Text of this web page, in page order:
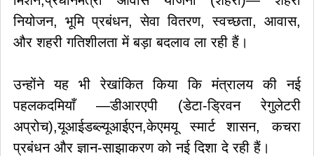
नियोजन, भूमि प्रबंधन, सेवा वितरण, स्वच्छता, आवास,
और शहरी गतिशीलता में बड़ा बदलाव ला रही हैं।
उन्होंने यह भी रेखांकित किया कि मंत्रालय की नई
पहलकदमियाँ —डीआरएपी (डेटा-ड्रिवन रेगुलेटरी
अप्रोच),यूआईडब्ल्यूआईएन,केएमयू स्मार्ट शासन, कचरा
प्रबंधन और ज्ञान-साझाकरण को नई दिशा दे रही हैं।